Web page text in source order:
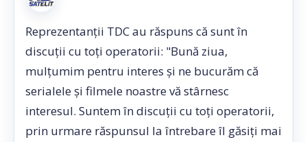
Reprezentanții TDC au răspuns că sunt în
discuții cu toți operatorii: "Bună ziua,
mulțumim pentru interes și ne bucurăm că
serialele și filmele noastre vă stârnesc
interesul. Suntem în discuții cu toți operatorii,
prin urmare răspunsul la întrebare îl găsiți mai